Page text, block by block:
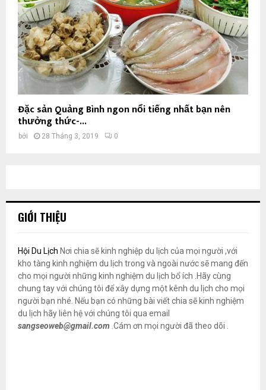
Đặc sản Quảng Bình ngon nổi tiếng nhất bạn nên
thưởng thức-...
bởi 28 Tháng 3, 2019 0
GIỚI THIỆU
Hội Du Lịch Nơi chia sẽ kinh nghiệp du lịch của mọi người ,với
kho tàng kinh nghiệm du lịch trong và ngoài nước sẽ mang đến
cho mọi người những kinh nghiệm du lịch bổ ích .Hãy cùng
chung tay với chúng tôi để xây dựng một kênh du lịch cho mọi
người bạn nhé. Nếu bạn có những bài viết chia sẽ kinh nghiệm
du lịch hãy liên hệ với chúng tôi qua email
sangseoweb@gmail.com .Cám ơn mọi người đã theo dõi .